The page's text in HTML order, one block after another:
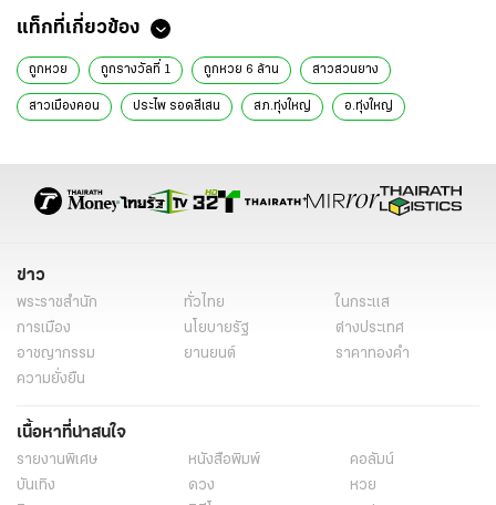
แท็กที่เกี่ยวข้อง
ถูกหวย ถูกรางวัลที่ 1 ถูกหวย 6 ล้าน สาวสวนยาง
สาวเมืองคอน ประไพ รอดสีเสน สภ.ทุ่งใหญ่ อ.ทุ่งใหญ่
ข่าว
พระราชสำนัก ทั่วไทย
ในกระแส
การเมือง
นโยบายรัฐ
ต่างประเทศ
อาชญากรรม
ยานยนต์
ราคาทองคำ
ความยั่งยืน
เนื้อหาที่น่าสนใจ
รายงานพิเศษ หนังสือพิมพ์
คอลัมน์
บันเทิง
ดวง
หวย